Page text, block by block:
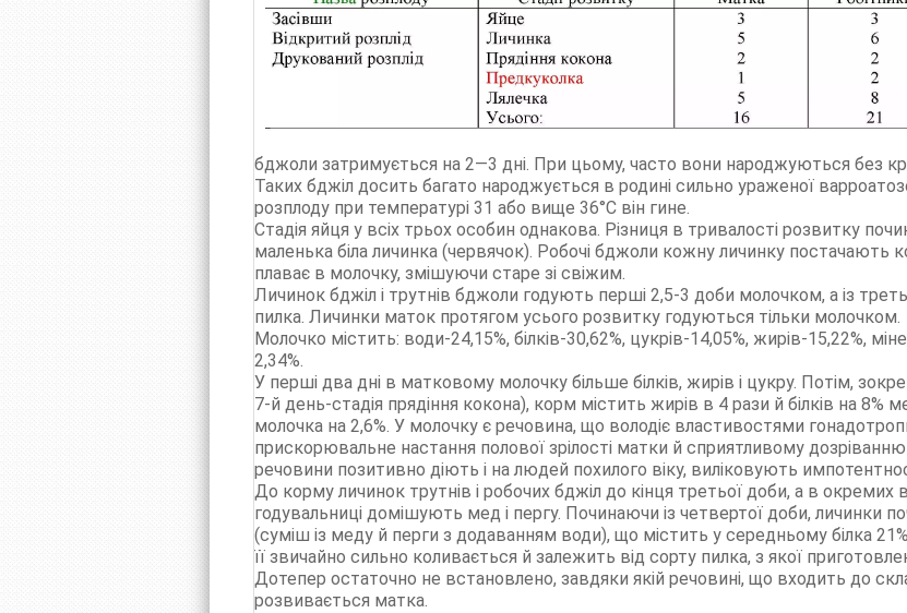
бджоли затримується на 2—3 дні. При цьому, часто вони народжуються без
Таких бджіл досить багато народжується в родині сильно ураженої
розплоду при температурі 31 або вище 36°С він гине.
Стадія яйця у всіх трьох особин однакова. Різниця в тривалості розвитку
маленька біла личинка (червячок). Робочі бджоли кожну личинку постачають
плаває в молочку, змішуючи старе зі свіжим.
Личинок бджіл і трутнів бджоли годують перші 2,5-3 доби молочком, а із
пилка. Личинки маток протягом усього розвитку годуються тільки молочком.
Молочко містить: води-24,15%, білків-30,62%, цукрів-14,05%, жирів-15,22%,
2,34%.
У перші два дні в матковому молочку більше білків, жирів і цукру. Потім,
7-й день-стадія прядіння кокона), корм містить жирів в 4 рази й білків на 8%
молочка на 2,6%. У молочку є речовина, що володіє властивостями
прискорювальне настання полової зрілості матки й сприятливому дозріванню
речовини позитивно діють і на людей похилого віку, виліковують
До корму личинок трутнів і робочих бджіл до кінця третьої доби, а в
годувальниці домішують мед і пергу. Починаючи із четвертої доби, личинки
(суміш із меду й перги з додаванням води), що містить у середньому білка
її звичайно сильно коливається й залежить від сорту пилка, з якої
Дотепер остаточно не встановлено, завдяки якій речовині, що входить до
розвивається матка.